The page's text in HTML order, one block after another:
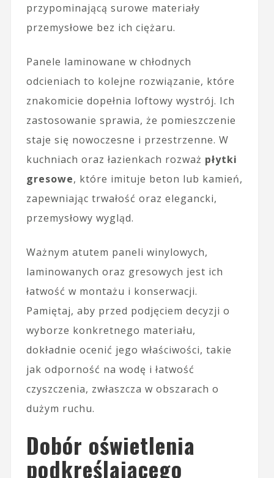
przypominającą surowe materiały
przemysłowe bez ich ciężaru.
Panele laminowane w chłodnych
odcieniach to kolejne rozwiązanie, które
znakomicie dopełnia loftowy wystrój. Ich
zastosowanie sprawia, że pomieszczenie
staje się nowoczesne i przestrzenne. W
kuchniach oraz łazienkach rozważ płytki
gresowe, które imituje beton lub kamień,
zapewniając trwałość oraz elegancki,
przemysłowy wygląd.
Ważnym atutem paneli winylowych,
laminowanych oraz gresowych jest ich
łatwość w montażu i konserwacji.
Pamiętaj, aby przed podjęciem decyzji o
wyborze konkretnego materiału,
dokładnie ocenić jego właściwości, takie
jak odporność na wodę i łatwość
czyszczenia, zwłaszcza w obszarach o
dużym ruchu.
Dobór oświetlenia
podkreślającego